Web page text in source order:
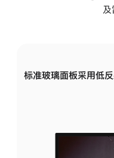
及
标准玻璃面板采用低